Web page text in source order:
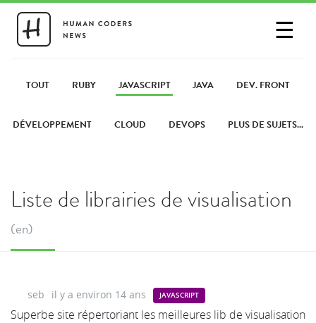
☰
PARTAGER UN LIEN
TOUT RUBY JAVASCRIPT JAVA DEV. FRONT
DÉVELOPPEMENT CLOUD DEVOPS PLUS DE SUJETS...
Liste de librairies de visualisation
(en)
seb il y a environ 14 ans JAVASCRIPT
Superbe site répertoriant les meilleures lib de visualisation